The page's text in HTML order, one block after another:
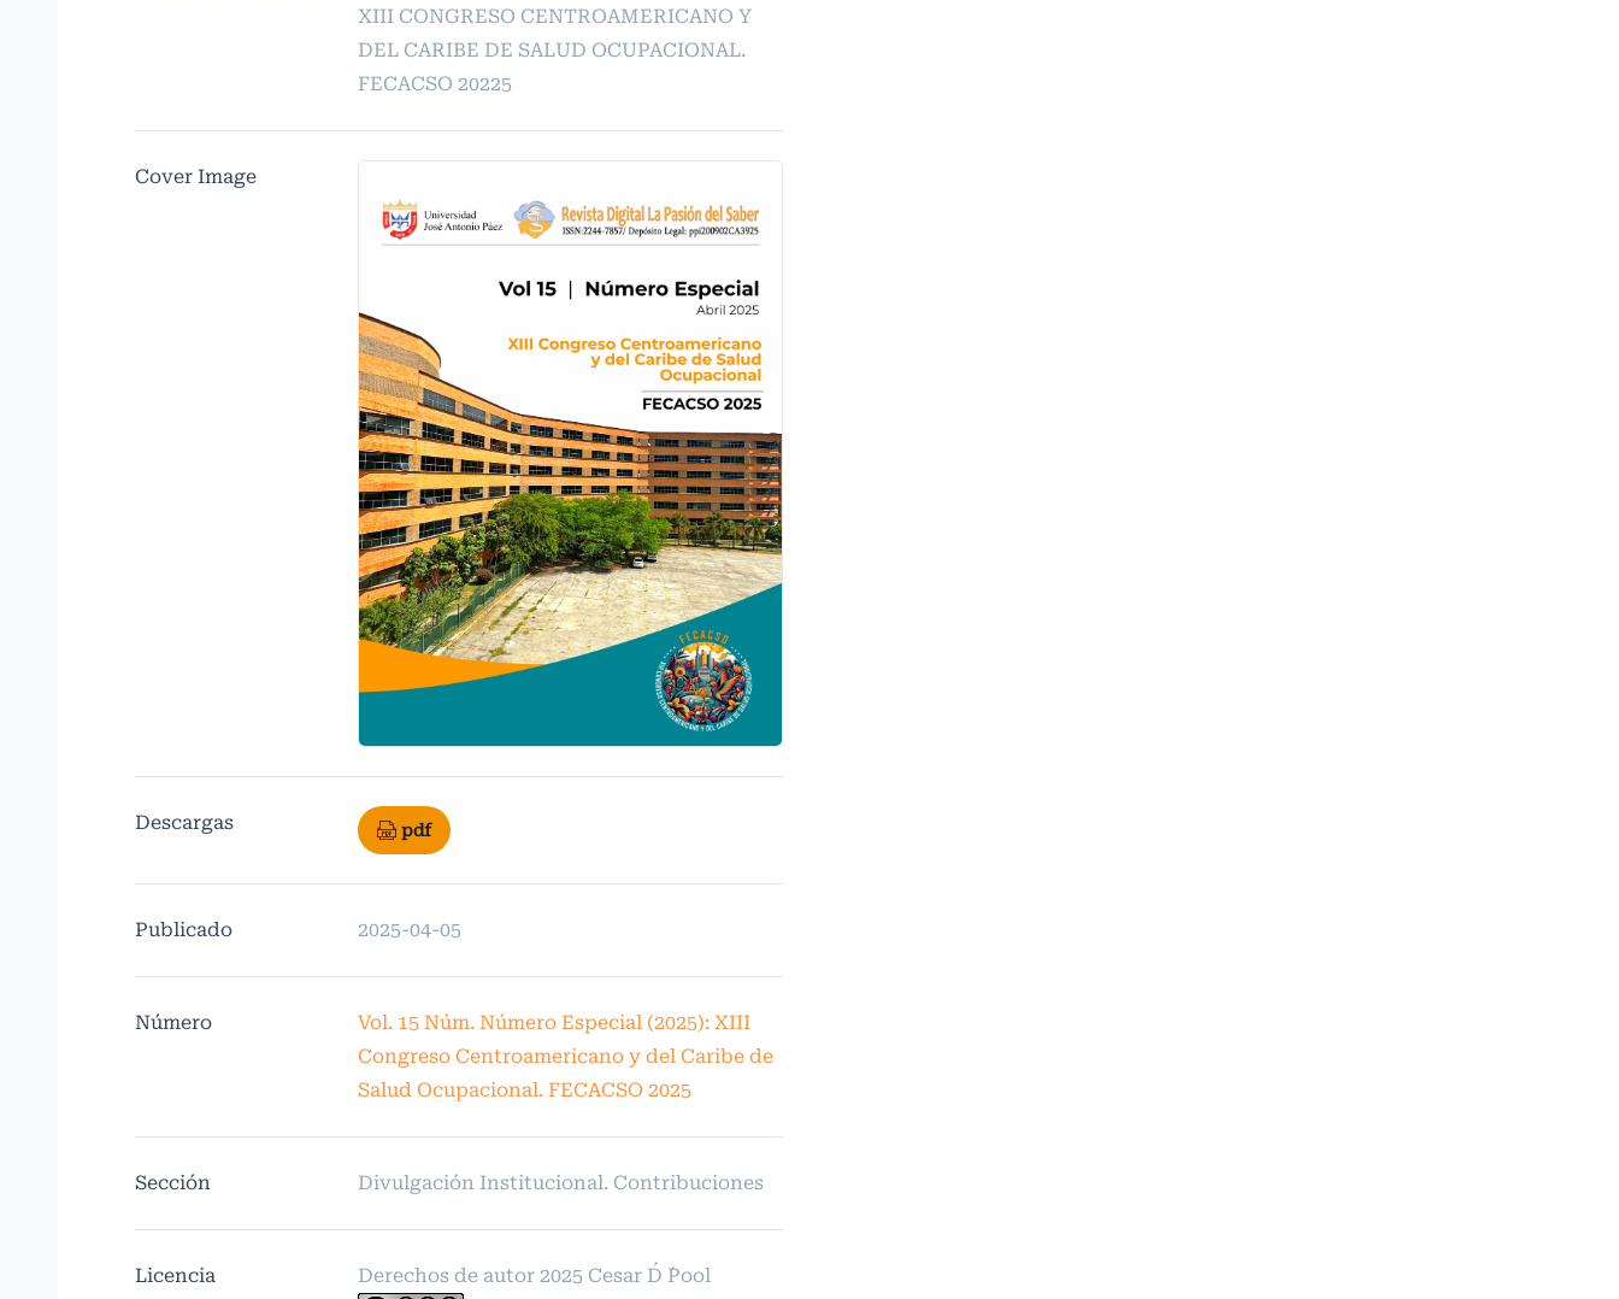
XIII CONGRESO CENTROAMERICANO Y
DEL CARIBE DE SALUD OCUPACIONAL.
FECACSO 20225
Cover Image
Descargas pdf
Publicado 2025-04-05
Número
Vol. 15 Núm. Número Especial (2025): XIII
Congreso Centroamericano y del Caribe de
Salud Ocupacional. FECACSO 2025
Sección Divulgación Institucional. Contribuciones
Licencia Derechos de autor 2025 Cesar D´ ´Pool